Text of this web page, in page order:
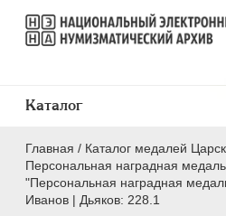
Главная / Каталог медалей
Персональная наградная
"Персональная наградная
Иванов | Дьяков: 228.1
Каталог